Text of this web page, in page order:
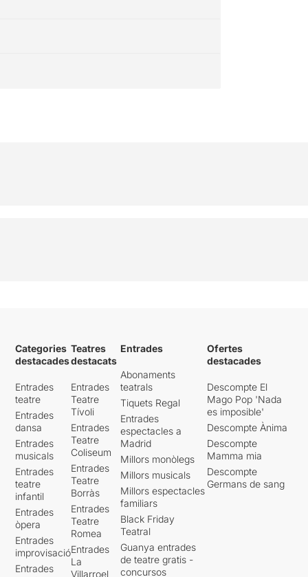
Categories
destacades
Entrades
teatre
Entrades
dansa
Entrades
musicals
Entrades
teatre
infantil
Entrades
òpera
Entrades
improvisació
Entrades
Teatres
destacats
Entrades
Teatre
Tívoli
Entrades
Teatre
Coliseum
Entrades
Teatre
Borràs
Entrades
Teatre
Romea
Entrades
La
Villarroel
Entrades
Abonaments
teatrals
Tiquets Regal
Entrades
espectacles a
Madrid
Millors monòlegs
Millors musicals
Millors espectacles
familiars
Black Friday
Teatral
Guanya entrades
de teatre gratis -
concursos
Ofertes
destacades
Descompte El
Mago Pop 'Nada
es imposible'
Descompte Ànima
Descompte
Mamma mia
Descompte
Germans de sang